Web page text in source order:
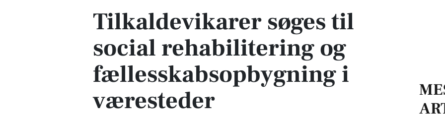
Tilkaldevikarer søges til
social rehabilitering og
fællesskabsopbygning i
væresteder